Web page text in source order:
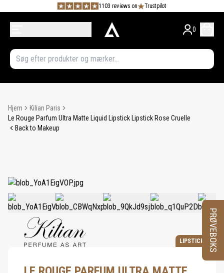
1103 reviews on Trustpilot
0
Hjem
Kilian Paris
Le Rouge Parfum Ultra Matte Liquid Lipstick Lipstick Rose Cruelle
Back to Makeup
LIPSTICK PRØVEBOKS